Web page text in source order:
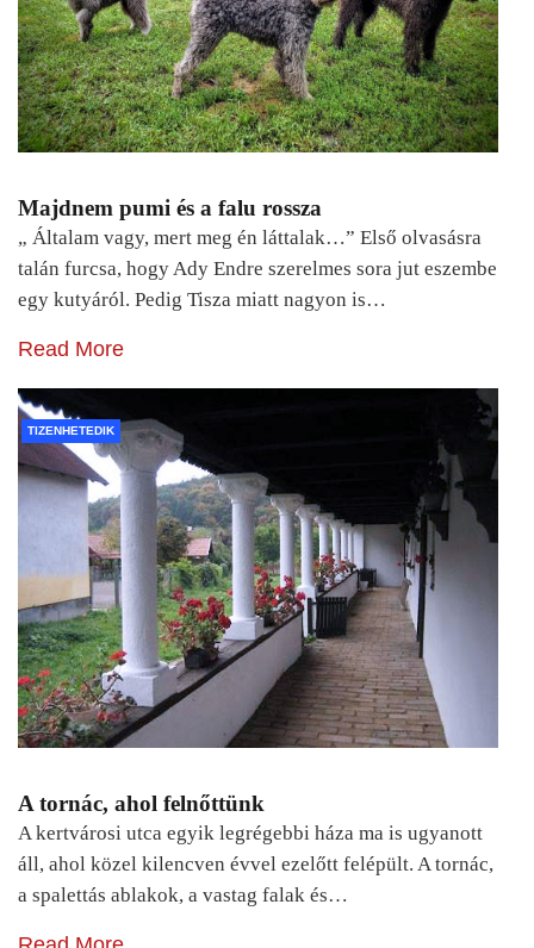
Majdnem pumi és a falu rossza
„ Általam vagy, mert meg én láttalak…” Első olvasásra
talán furcsa, hogy Ady Endre szerelmes sora jut eszembe
egy kutyáról. Pedig Tisza miatt nagyon is…
Read More
TIZENHETEDIK
A tornác, ahol felnőttünk
A kertvárosi utca egyik legrégebbi háza ma is ugyanott
áll, ahol közel kilencven évvel ezelőtt felépült. A tornác,
a spalettás ablakok, a vastag falak és…